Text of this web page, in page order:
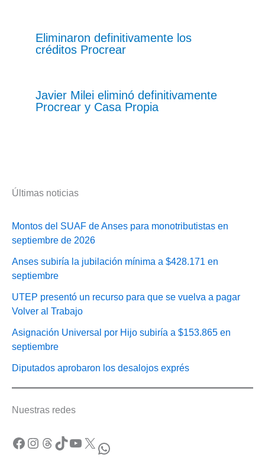
Eliminaron definitivamente los
créditos Procrear
Javier Milei eliminó definitivamente
Procrear y Casa Propia
Últimas noticias
Montos del SUAF de Anses para monotributistas en
septiembre de 2026
Anses subiría la jubilación mínima a $428.171 en
septiembre
UTEP presentó un recurso para que se vuelva a pagar
Volver al Trabajo
Asignación Universal por Hijo subiría a $153.865 en
septiembre
Diputados aprobaron los desalojos exprés
Nuestras redes
Facebook Instagram Threads TikTok YouTube X WhatsApp